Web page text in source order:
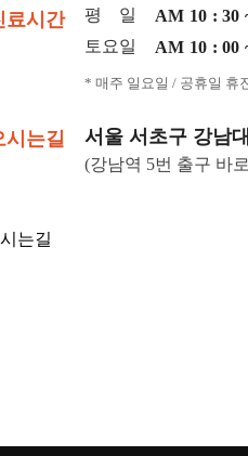
료시간 평 일
AM 10 : 30
토요일
AM 10 : 00
* 매주 일요일 / 공휴일 휴
시는길 서울 서초구 강남
(강남역 5번 출구 바